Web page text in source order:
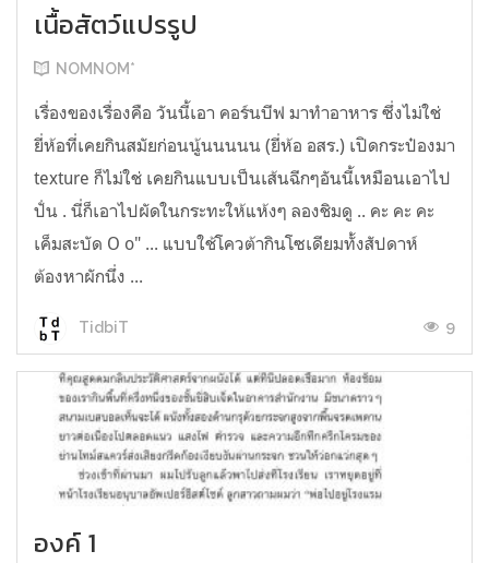
เนื้อสัตว์แปรรูป
NOMNOM*
เรื่องของเรื่องคือ วันนี้เอา คอร์นบีฟ มาทำอาหาร ซึ่งไม่ใช่
ยี่ห้อที่เคยกินสมัยก่อนนู้นนนนน (ยี่ห้อ อสร.) เปิดกระป๋องมา
texture ก็ไม่ใช่ เคยกินแบบเป็นเส้นฉีกๆอันนี้เหมือนเอาไป
ปั่น . นี่ก็เอาไปผัดในกระทะให้แห้งๆ ลองชิมดู .. คะ คะ คะ
เค็มสะบัด O o" ... แบบใช้โควต้ากินโซเดียมทั้งสัปดาห์
ต้องหาผักนึ่ง ...
TidbiT 9
องค์ 1